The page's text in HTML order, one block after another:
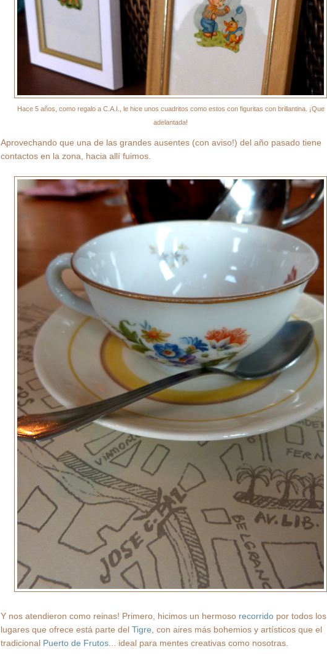
Hace 5 años, como regalo a C.A.I., le hice unos cuadritos como estos con figuritas con brillantina. ¡Que
adelantada!
Aprovechando que una de las grandes ausentes (con aviso!) del año pasado tiene
contactos en la zona, hacia allí fuimos.
Y nos atendieron como reinas! Primero, hicimos un hermoso recorridopor todos los
lugares que ofrece está parte del Tigre , con aires más bohemios y artísticos que el
tradicional Puerto de Frutos... ideal para mentes creativas como nosotras.